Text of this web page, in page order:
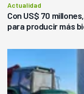
Actualidad
Con US$ 70
para producir más